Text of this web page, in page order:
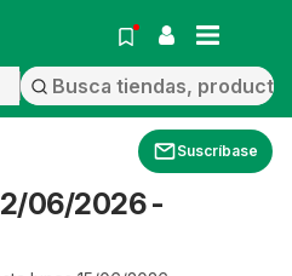
Suscríbase
06/2026 -